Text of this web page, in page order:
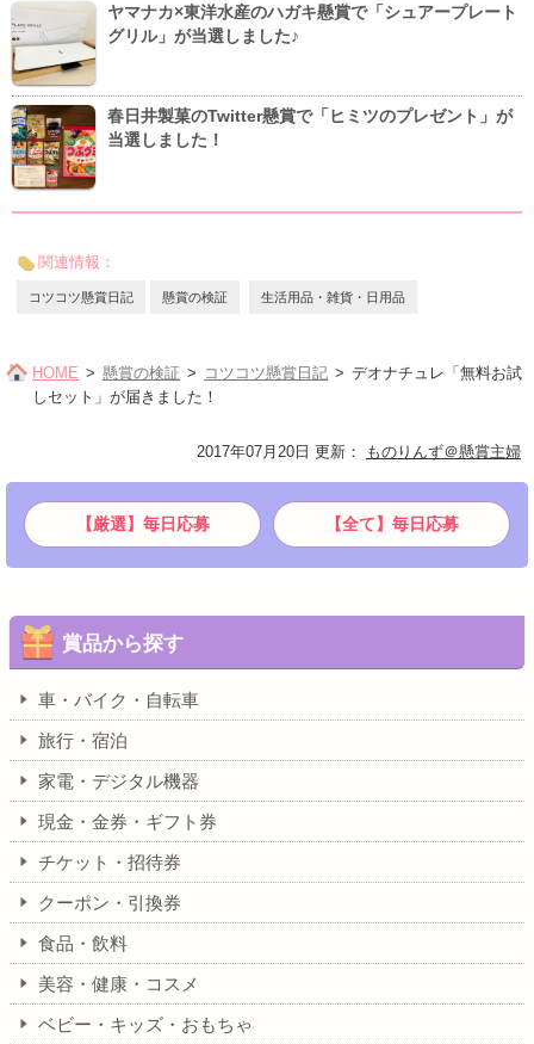
ヤマナカ×東洋水産のハガキ懸賞で「シュアープレート
グリル」が当選しました♪
春日井製菓のTwitter懸賞で「ヒミツのプレゼント」が
当選しました！
関連情報：
コツコツ懸賞日記 懸賞の検証 生活用品・雑貨・日用品
HOME 懸賞の検証 コツコツ懸賞日記
デオナチュレ「無料お試
しセット」が届きました！
2017年07月20日 更新 ： ものりんず＠懸賞主婦
【厳選】毎日応募 【全て】毎日応募
賞品から探す
車・バイク・自転車
旅行・宿泊
家電・デジタル機器
現金・金券・ギフト券
チケット・招待券
クーポン・引換券
食品・飲料
美容・健康・コスメ
ベビー・キッズ・おもちゃ